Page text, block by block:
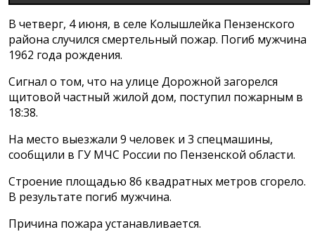
В четверг, 4 июня, в селе Колышлейка Пензенского
района случился смертельный пожар. Погиб мужчина
1962 года рождения.
Сигнал о том, что на улице Дорожной загорелся
щитовой частный жилой дом, поступил пожарным в
18:38.
На место выезжали 9 человек и 3 спецмашины,
сообщили в ГУ МЧС России по Пензенской области.
Строение площадью 86 квадратных метров сгорело.
В результате погиб мужчина.
Причина пожара устанавливается.